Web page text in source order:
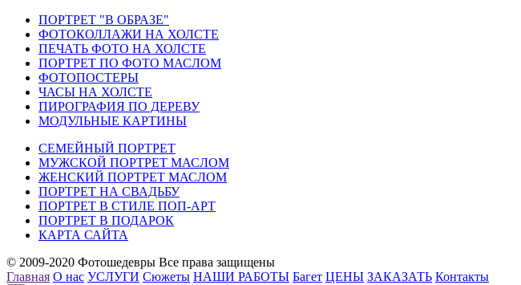
ПОРТРЕТ "В ОБРАЗЕ"
ФОТОКОЛЛАЖИ НА ХОЛСТЕ
ПЕЧАТЬ ФОТО НА ХОЛСТЕ
ПОРТРЕТ ПО ФОТО МАСЛОМ
ФОТОПОСТЕРЫ
ЧАСЫ НА ХОЛСТЕ
ПИРОГРАФИЯ ПО ДЕРЕВУ
МОДУЛЬНЫЕ КАРТИНЫ
СЕМЕЙНЫЙ ПОРТРЕТ
МУЖСКОЙ ПОРТРЕТ МАСЛОМ
ЖЕНСКИЙ ПОРТРЕТ МАСЛОМ
ПОРТРЕТ НА СВАДЬБУ
ПОРТРЕТ В СТИЛЕ ПОП-АРТ
ПОРТРЕТ В ПОДАРОК
КАРТА САЙТА
© 2009-2020 Фотошедевры Все права защищены
Главная О нас УСЛУГИ Сюжеты НАШИ РАБОТЫ Багет ЦЕНЫ ЗАКАЗАТЬ Контакты